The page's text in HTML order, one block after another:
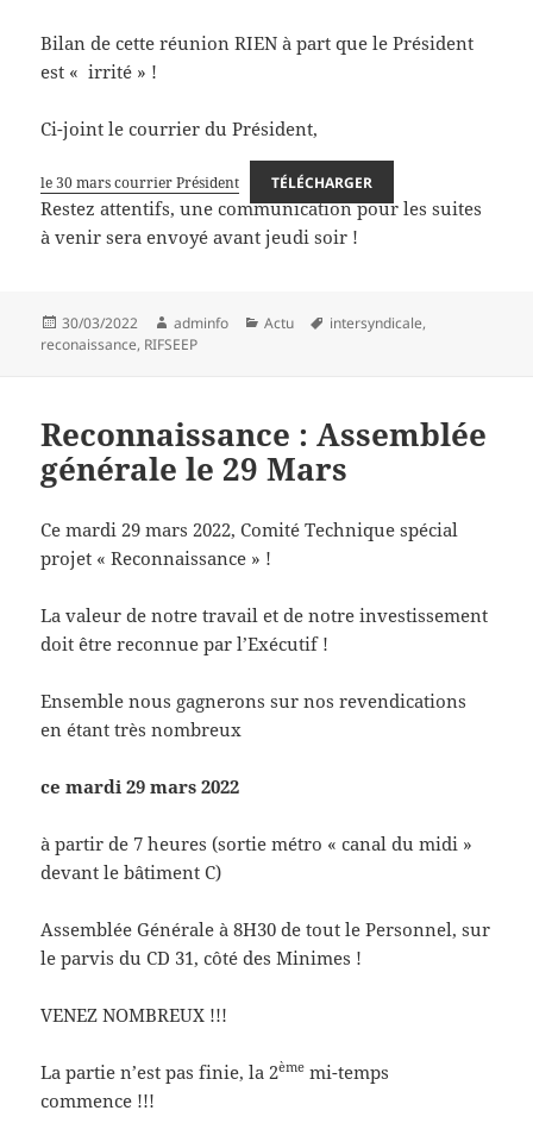
Bilan de cette réunion RIEN à part que le Président
est « irrité » !
Ci-joint le courrier du Président,
le 30 mars courrier Président TÉLÉCHARGER
Restez attentifs, une communication pour les suites
à venir sera envoyé avant jeudi soir !
Publié
le
30/03/2022 Auteur
adminfo Catégories
Actu
Mots-
intersyndicale,
reconaissance, RIFSEEP
Reconnaissance : Assemblée
générale le 29 Mars
Ce mardi 29 mars 2022, Comité Technique spécial
projet « Reconnaissance » !
La valeur de notre travail et de notre investissement
doit être reconnue par l’Exécutif !
Ensemble nous gagnerons sur nos revendications
en étant très nombreux
ce mardi 29 mars 2022
à partir de 7 heures (sortie métro « canal du midi »
devant le bâtiment C)
Assemblée Générale à 8H30 de tout le Personnel, sur
le parvis du CD 31, côté des Minimes !
VENEZ NOMBREUX !!!
La partie n’est pas finie, la 2ème mi-temps
commence !!!